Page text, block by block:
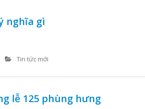
nghĩa gì
Tin tức mới
lễ 125 phùng hưng